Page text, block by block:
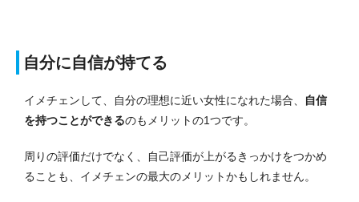
自分に自信が持てる
イメチェンして、自分の理想に近い女性になれた場合、
自信
を持つことができるのもメリットの1つです。
周りの評価だけでなく、自己評価が上がるきっかけをつかめ
ることも、イメチェンの最大のメリットかもしれません。